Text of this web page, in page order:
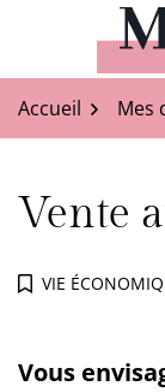
contenu
Accueil Mes
Vente
VIE
Vous